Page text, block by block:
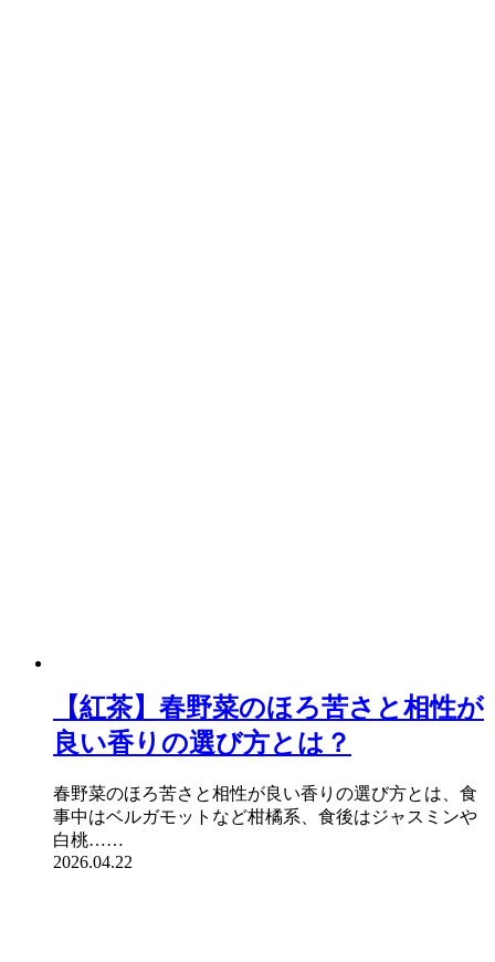
【紅茶】春野菜のほろ苦さと相性が
良い香りの選び方とは？
春野菜のほろ苦さと相性が良い香りの選び方とは、食
事中はベルガモットなど柑橘系、食後はジャスミンや
白桃……
2026.04.22